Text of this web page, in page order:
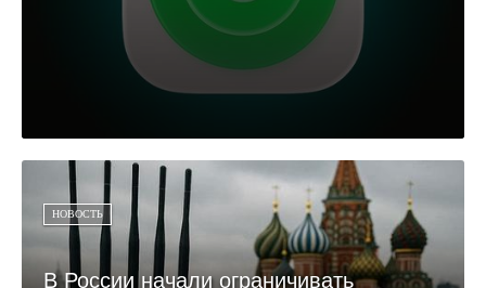
НОВОСТЬ
В России начали ограничивать